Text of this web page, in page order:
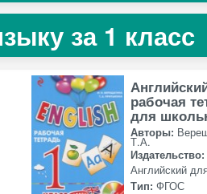
за 1 класс
рабочая
для
Авторы:
Т.А.
Издательство:
Английский
Тип:ФГОС